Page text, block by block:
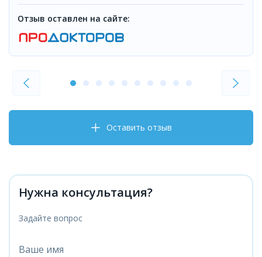
Отзыв оставлен на сайте:
Оставить отзыв
Нужна консультация?
Задайте вопрос
Ваше имя